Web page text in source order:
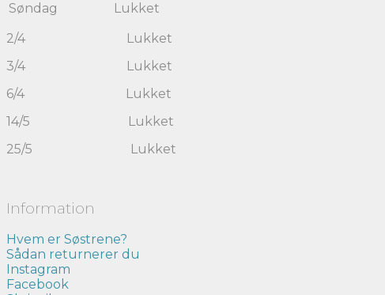
Søndag
Lukket
2/4 Lukket
3/4 Lukket
6/4 Lukket
14/5 Lukket
25/5 Lukket
Information
Hvem er Søstrene?
Sådan returnerer du
Instagram
Facebook